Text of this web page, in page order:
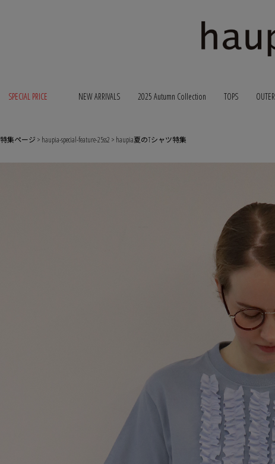
SPECIAL PRICE NEW ARRIVALS 2025 Autumn Collection TOPS OUTER
特集ページ haupia-special-feature-25ss2 haupia夏のTシャツ特集